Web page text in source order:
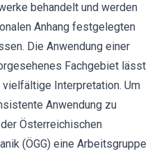
behandelt und werden
Anhang festgelegten
Die Anwendung einer
Fachgebiet lässt
vielfältige Interpretation. Um
Anwendung zu
Österreichischen
(ÖGG) eine Arbeitsgruppe